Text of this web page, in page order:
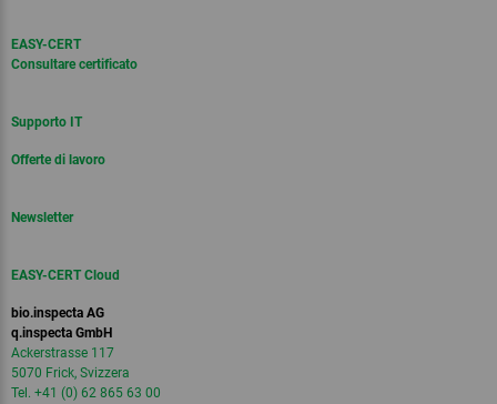
EASY-CERT
Consultare certificato
Supporto IT
Offerte di lavoro
Newsletter
EASY-CERT Cloud
bio.inspecta AG
q.inspecta GmbH
Ackerstrasse 117
5070 Frick, Svizzera
Tel. +41 (0) 62 865 63 00